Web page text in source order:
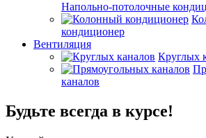
Напольно-потолочные
кондиционер
Вентиляция
Круглых
каналов
Будьте всегда в курсе!